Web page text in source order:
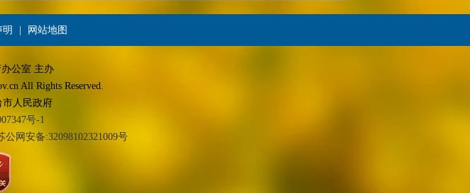
明 网站地图
公室 主办
All Rights Reserved.
市人民政府
号-1
公网安备:32098102321009号